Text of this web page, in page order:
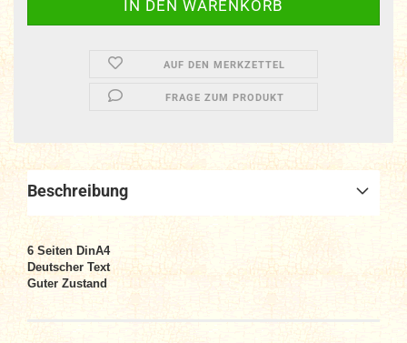
AUF DEN MERKZETTEL
FRAGE ZUM PRODUKT
Beschreibung
6 Seiten DinA4
Deutscher Text
Guter Zustand